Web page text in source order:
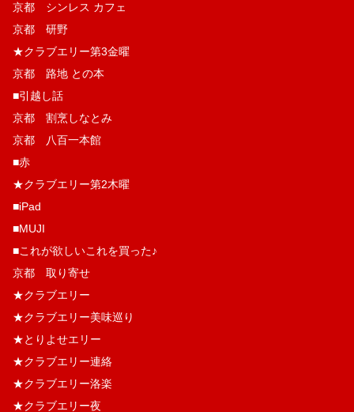
京都 シンレス カフェ
京都 研野
★クラブエリー第3金曜
京都 路地 との本
■引越し話
京都 割烹しなとみ
京都 八百一本館
■赤
★クラブエリー第2木曜
■iPad
■MUJI
■これが欲しいこれを買った♪
京都 取り寄せ
★クラブエリー
★クラブエリー美味巡り
★とりよせエリー
★クラブエリー連絡
★クラブエリー洛楽
★クラブエリー夜